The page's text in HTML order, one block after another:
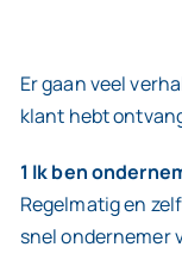
Er gaan veel
klant hebt
1 Ik ben
Regelmatig en
snel ondernemer